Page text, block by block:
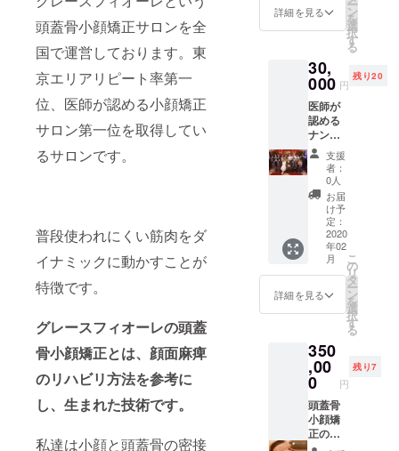
頭蓋骨小顔矯正サロンを全
国で運営しております。東
京エリアリピート率第一
位、医師が認める小顔矯正
サロン第一位を取得してい
るサロンです。
普段使われにくい筋肉をダ
イナミックに動かすことが
特徴です。
グレースフィオーレの頭蓋
骨小顔矯正とは、顔面麻痺
のリハビリ方法を参考に
し、生まれた技術です。
私達は小顔と頭蓋骨の密接
い。
フォー
した輝
く肌を
叶えま
す。
し・洗
顔 90g
定価：
（税
抜）の
セット
です♪
グレー
スフィ
オーレ
でも大
人気の
セット
となっ
てお
り、2つ
使うと
お肌ピ
カピカ
に！
詳細を見る ー
ン
を
選
択
す
る
30,
000 円
残り20
医師が
認める
ナン
バーワ
ン、東
京エリ
アリ
ピート
率ナン
バーワ
ンの頭
蓋骨小
顔矯正
創設者
鈴木代
表の施
受けい
ただけ
ま
す！！
！ 頭蓋
骨小顔
矯正施
術内容
支援
者：
0人
お届
け予
定：
2020
年02
月
詳細を見る
こ
の
リ
タ
ー
ン
を
選
択
す
る
350
,00
0 円
残り7
頭蓋骨
小顔矯
正の技
術を習